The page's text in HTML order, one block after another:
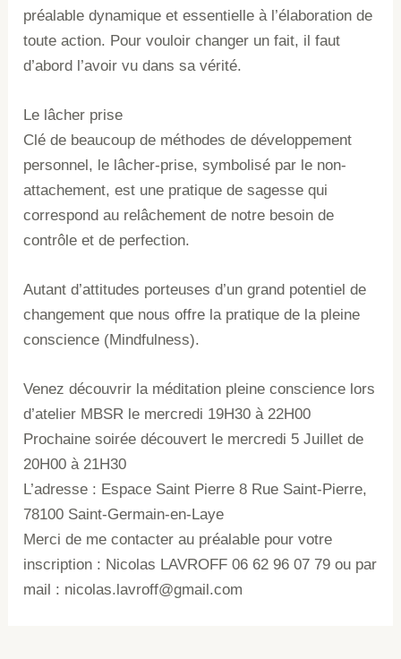
préalable dynamique et essentielle à l’élaboration de
toute action. Pour vouloir changer un fait, il faut
d’abord l’avoir vu dans sa vérité.
Le lâcher prise
Clé de beaucoup de méthodes de développement
personnel, le lâcher-prise, symbolisé par le non-
attachement, est une pratique de sagesse qui
correspond au relâchement de notre besoin de
contrôle et de perfection.
Autant d’attitudes porteuses d’un grand potentiel de
changement que nous offre la pratique de la pleine
conscience (Mindfulness).
Venez découvrir la méditation pleine conscience lors
d’atelier MBSR le mercredi 19H30 à 22H00
Prochaine soirée découvert le mercredi 5 Juillet de
20H00 à 21H30
L’adresse : Espace Saint Pierre 8 Rue Saint-Pierre,
78100 Saint-Germain-en-Laye
Merci de me contacter au préalable pour votre
inscription : Nicolas LAVROFF 06 62 96 07 79 ou par
mail : nicolas.lavroff@gmail.com